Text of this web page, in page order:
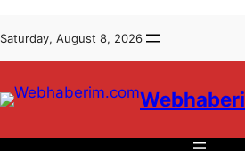
Saturday, August 8, 2026